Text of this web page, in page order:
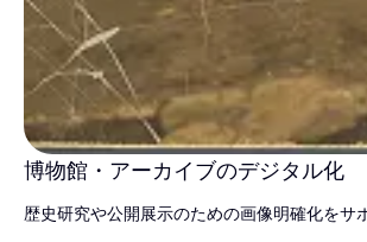
博物館・アーカイブのデジタル化
歴史研究や公開展示のための画像明確化をサ